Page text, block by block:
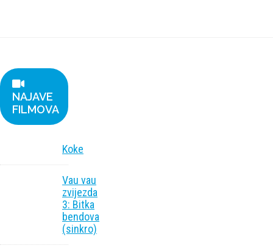
NAJAVE
FILMOVA
Koke
Vau vau
zvijezda
3: Bitka
bendova
(sinkro)